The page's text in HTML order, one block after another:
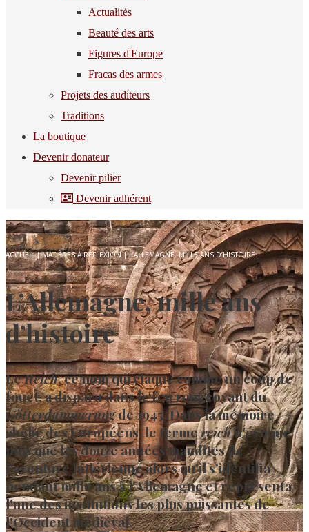
Actualités
Beauté des arts
Figures d'Europe
Fracas des armes
Projets des auditeurs
Traditions
La boutique
Devenir donateur
Devenir pilier
Devenir adhérent
ACCUEIL|MATIÈRES À RÉFLEXION|L’ALLEMAGNE, MILLE ANS D’HISTOIRE
L’Allemagne, mille ans
d’histoire
LeReich, ce nom qui claque comme un coup de
fouet, a disparu dans le feu rougeoyant du
Götterdammerungde 1945. Dans la mémoire
abolie des Européens, le termereichn'évoque
plus que les douze années maudites de
l'aventure hitlérienne alors qu'il s'identifia
pendant mille ans à l'Allemagne et représenta
l'une des institutions les plus puissantes de
l'Occident médiéval.